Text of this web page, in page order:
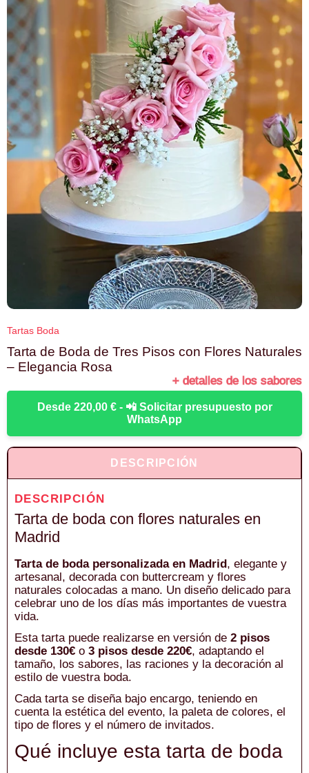
Tartas Boda
Tarta de Boda de Tres Pisos con Flores Naturales
– Elegancia Rosa
+ detalles de los sabores
Desde 220,00 € - 📲 Solicitar presupuesto por
WhatsApp
DESCRIPCIÓN
DESCRIPCIÓN
Tarta de boda con flores naturales en
Madrid
Tarta de boda personalizada en Madrid , elegante y
artesanal, decorada con buttercream y flores
naturales colocadas a mano. Un diseño delicado para
celebrar uno de los días más importantes de vuestra
vida.
Esta tarta puede realizarse en versión de 2 pisos
desde 130€ o 3 pisos desde 220€, adaptando el
tamaño, los sabores, las raciones y la decoración al
estilo de vuestra boda.
Cada tarta se diseña bajo encargo, teniendo en
cuenta la estética del evento, la paleta de colores, el
tipo de flores y el número de invitados.
Qué incluye esta tarta de boda